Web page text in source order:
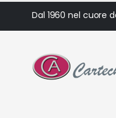
Dal 1960 nel cuore